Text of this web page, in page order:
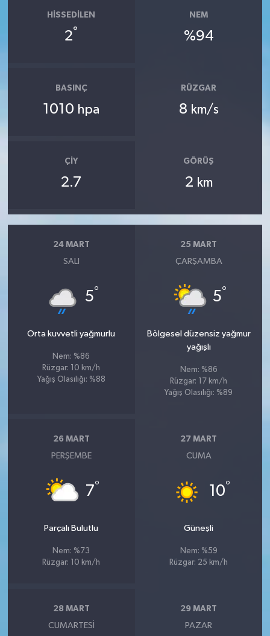
HISSEDILEN
2°
NEM
%94
BASINÇ
1010 hpa
RÜZGAR
8 km/s
ÇIY
2.7
GÖRÜŞ
2 km
24 MART
SALI
5°
Orta kuvvetli yağmurlu
Nem: %86
Rüzgar: 10 km/h
Yağış Olasılığı: %88
25 MART
ÇARŞAMBA
5°
Bölgesel düzensiz yağmur
yağışlı
Nem: %86
Rüzgar: 17 km/h
Yağış Olasılığı: %89
26 MART
PERŞEMBE
7°
Parçalı Bulutlu
Nem: %73
Rüzgar: 10 km/h
27 MART
CUMA
10°
Güneşli
Nem: %59
Rüzgar: 25 km/h
28 MART
CUMARTESI
29 MART
PAZAR